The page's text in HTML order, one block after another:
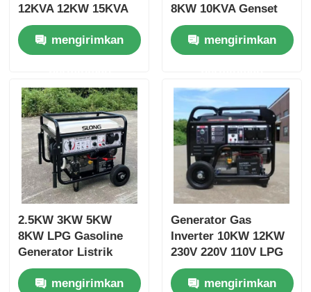
12KVA 12KW 15KVA
CNG Portable
Generatormengirimkan
8KW 10KVA Genset
CNG 4 Tak
mengirimkan
2.5KW 3KW 5KW
8KW LPG Gasoline
Generator Listrik
Mulai Sertifikasi EPA
mengirimkan
Generator Gas
Inverter 10KW 12KW
230V 220V 110V LPG
mengirimkan